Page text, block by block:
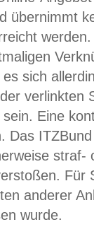
übernimmt
es sich
verlinkten
Eine
Das
straf-
Für
anderer
wurde.